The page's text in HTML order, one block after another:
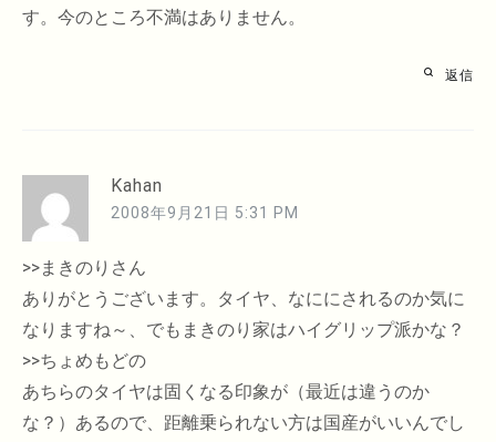
す。今のところ不満はありません。
返信
Kahan
2008年9月21日 5:31 PM
>>まきのりさん
ありがとうございます。タイヤ、なににされるのか気に
なりますね～、でもまきのり家はハイグリップ派かな？
>>ちょめもどの
あちらのタイヤは固くなる印象が（最近は違うのか
な？）あるので、距離乗られない方は国産がいいんでし